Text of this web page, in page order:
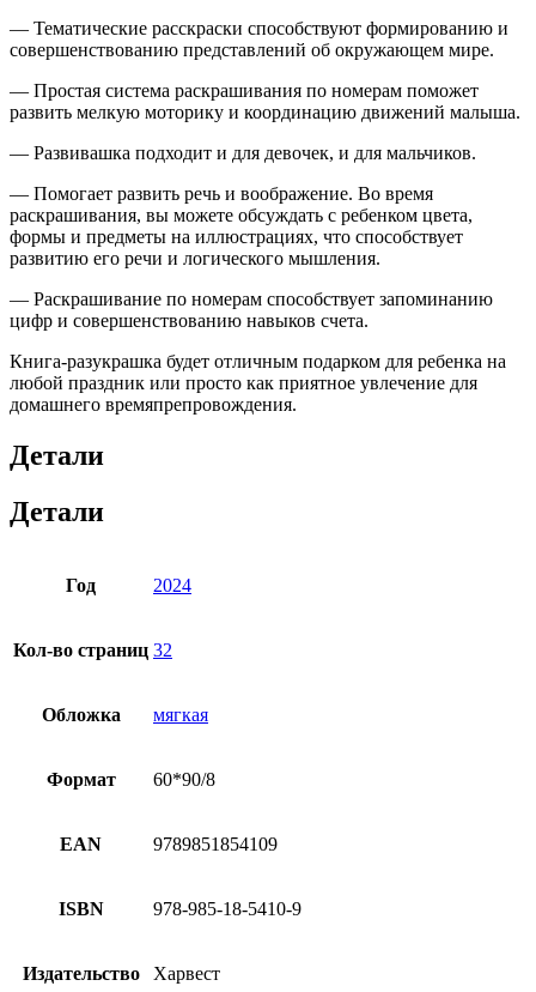
— Тематические расскраски способствуют формированию и
совершенствованию представлений об окружающем мире.
— Простая система раскрашивания по номерам поможет
развить мелкую моторику и координацию движений малыша.
— Развивашка подходит и для девочек, и для мальчиков.
— Помогает развить речь и воображение. Во время
раскрашивания, вы можете обсуждать с ребенком цвета,
формы и предметы на иллюстрациях, что способствует
развитию его речи и логического мышления.
— Раскрашивание по номерам способствует запоминанию
цифр и совершенствованию навыков счета.
Книга-разукрашка будет отличным подарком для ребенка на
любой праздник или просто как приятное увлечение для
домашнего времяпрепровождения.
Детали
Детали
Год 2024
Кол-во страниц 32
Обложка мягкая
Формат 60*90/8
EAN 9789851854109
ISBN 978-985-18-5410-9
Издательство Харвест